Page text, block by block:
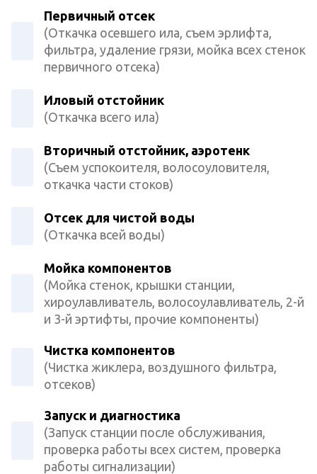
Первичный отсек
(Откачка осевшего ила, съем эрлифта,
фильтра, удаление грязи, мойка всех стенок
первичного отсека)
Иловый отстойник
(Откачка всего ила)
Вторичный отстойник, аэротенк
(Съем успокоителя, волосоуловителя,
откачка части стоков)
Отсек для чистой воды
(Откачка всей воды)
Мойка компонентов
(Мойка стенок, крышки станции,
хироулавливатель, волосоулавливатель, 2-й
и 3-й эртифты, прочие компоненты)
Чистка компонентов
(Чистка жиклера, воздушного фильтра,
отсеков)
Запуск и диагностика
(Запуск станции после обслуживания,
проверка работы всех систем, проверка
работы сигнализации)